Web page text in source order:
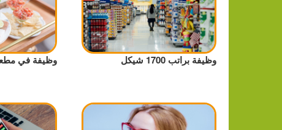
وظيفة براتب 1700 شيكل وظيفة في